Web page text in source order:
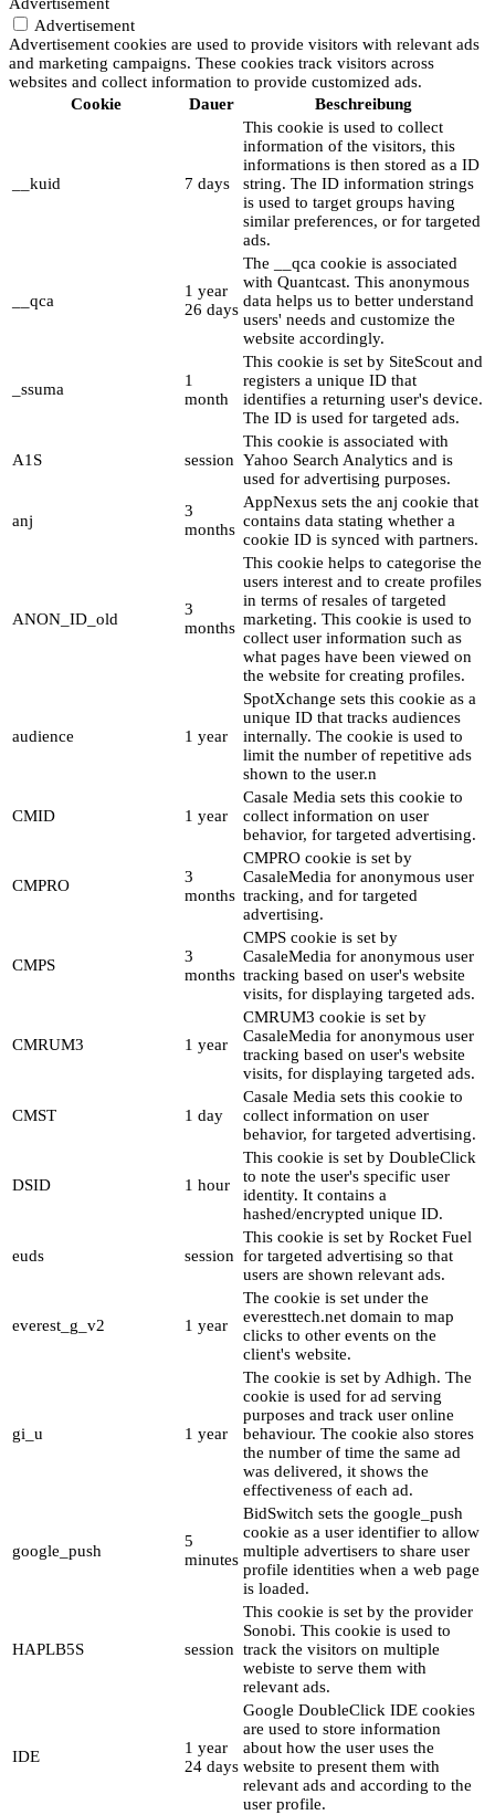
Advertisement
Advertisement cookies are used to provide visitors with relevant ads
and marketing campaigns. These cookies track visitors across
websites and collect information to provide customized ads.
Cookie
Dauer Beschreibung
__kuid 7 days
This cookie is used to collect
information of the visitors, this
informations is then stored as a ID
string. The ID information strings
is used to target groups having
similar preferences, or for targeted
ads.
__qca
1 year
26 days
The __qca cookie is associated
with Quantcast. This anonymous
data helps us to better understand
users' needs and customize the
website accordingly.
_ssuma
1
month
This cookie is set by SiteScout and
registers a unique ID that
identifies a returning user's device.
The ID is used for targeted ads.
A1S session
This cookie is associated with
Yahoo Search Analytics and is
used for advertising purposes.
anj
3
months
AppNexus sets the anj cookie that
contains data stating whether a
cookie ID is synced with partners.
ANON_ID_old
3
months
This cookie helps to categorise the
users interest and to create profiles
in terms of resales of targeted
marketing. This cookie is used to
collect user information such as
what pages have been viewed on
the website for creating profiles.
audience 1 year
SpotXchange sets this cookie as a
unique ID that tracks audiences
internally. The cookie is used to
limit the number of repetitive ads
shown to the user.n
CMID 1 year
Casale Media sets this cookie to
collect information on user
behavior, for targeted advertising.
CMPRO
3
months
CMPRO cookie is set by
CasaleMedia for anonymous user
tracking, and for targeted
advertising.
CMPS
3
months
CMPS cookie is set by
CasaleMedia for anonymous user
tracking based on user's website
visits, for displaying targeted ads.
CMRUM3 1 year
CMRUM3 cookie is set by
CasaleMedia for anonymous user
tracking based on user's website
visits, for displaying targeted ads.
CMST 1 day
Casale Media sets this cookie to
collect information on user
behavior, for targeted advertising.
DSID 1 hour
This cookie is set by DoubleClick
to note the user's specific user
identity. It contains a
hashed/encrypted unique ID.
euds session
This cookie is set by Rocket Fuel
for targeted advertising so that
users are shown relevant ads.
everest_g_v2 1 year
The cookie is set under the
everesttech.net domain to map
clicks to other events on the
client's website.
gi_u 1 year
The cookie is set by Adhigh. The
cookie is used for ad serving
purposes and track user online
behaviour. The cookie also stores
the number of time the same ad
was delivered, it shows the
effectiveness of each ad.
google_push
5
minutes
BidSwitch sets the google_push
cookie as a user identifier to allow
multiple advertisers to share user
profile identities when a web page
is loaded.
HAPLB5S session
This cookie is set by the provider
Sonobi. This cookie is used to
track the visitors on multiple
webiste to serve them with
relevant ads.
IDE
1 year
24 days
Google DoubleClick IDE cookies
are used to store information
about how the user uses the
website to present them with
relevant ads and according to the
user profile.